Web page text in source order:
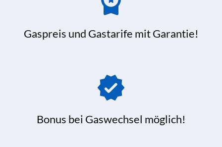
Gaspreis und Gastarife mit Garantie!
Bonus bei Gaswechsel möglich!